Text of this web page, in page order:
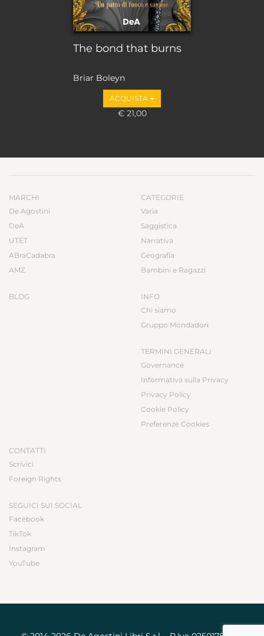
The bond that burns
Briar Boleyn
ACQUISTA
€ 21,00
MARCHI
De Agostini
DeA
UTET
ABraCadabra
AMZ
BLOG
CATEGORIE
Varia
Saggistica
Narrativa
Geografia
Bambini e Ragazzi
INFO
Chi siamo
Gruppo Mondadori
TERMINI GENERALI
Governance
Informativa sulla Privacy
Privacy Policy
Cookie Policy
Preferenze Cookies
CONTATTI
Scrivici
Foreign Rights
SEGUICI SUI SOCIAL
Facebook
TikTok
Instagram
YouTube